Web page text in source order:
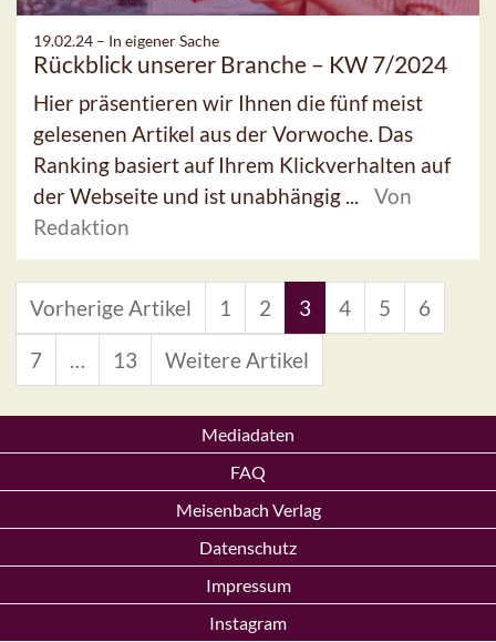
19.02.24 – In eigener Sache
Rückblick unserer Branche – KW 7/2024
Hier präsentieren wir Ihnen die fünf meist
gelesenen Artikel aus der Vorwoche. Das
Ranking basiert auf Ihrem Klickverhalten auf
der Webseite und ist unabhängig ...
Von
Redaktion
Vorherige Artikel 1 2 3 4 5 6
7 … 13 Weitere Artikel
Mediadaten
FAQ
Meisenbach Verlag
Datenschutz
Impressum
Instagram